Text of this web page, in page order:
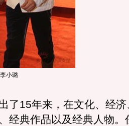
小璐
15年来，在文化、经济
经典作品以及经典人物。